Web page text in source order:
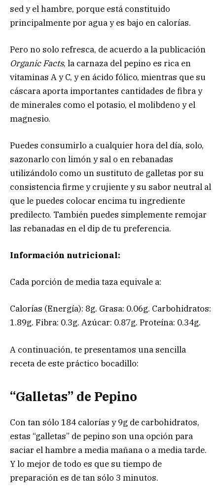
sed y el hambre, porque está constituido
principalmente por agua y es bajo en calorías.
Pero no solo refresca, de acuerdo a la publicación
Organic Facts, la carnaza del pepino es rica en
vitaminas A y C, y en ácido fólico, mientras que su
cáscara aporta importantes cantidades de fibra y
de minerales como el potasio, el molibdeno y el
magnesio.
Puedes consumirlo a cualquier hora del día, solo,
sazonarlo con limón y sal o en rebanadas
utilizándolo como un sustituto de galletas por su
consistencia firme y crujiente y su sabor neutral al
que le puedes colocar encima tu ingrediente
predilecto. También puedes simplemente remojar
las rebanadas en el dip de tu preferencia.
Información nutricional:
Cada porción de media taza equivale a:
Calorías (Energía): 8g. Grasa: 0.06g. Carbohidratos:
1.89g. Fibra: 0.3g. Azúcar: 0.87g. Proteína: 0.34g.
A continuación, te presentamos una sencilla
receta de este práctico bocadillo:
“Galletas” de Pepino
Con tan sólo 184 calorías y 9g de carbohidratos,
estas “galletas” de pepino son una opción para
saciar el hambre a media mañana o a media tarde.
Y lo mejor de todo es que su tiempo de
preparación es de tan sólo 3 minutos.